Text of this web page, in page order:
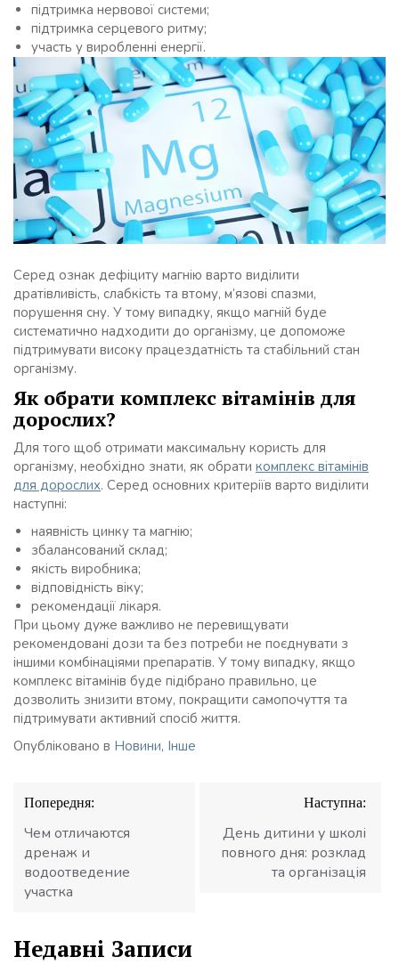
підтримка нервової системи;
підтримка серцевого ритму;
участь у виробленні енергії.
Серед ознак дефіциту магнію варто виділити
дратівливість, слабкість та втому, м’язові спазми,
порушення сну. У тому випадку, якщо магній буде
систематично надходити до організму, це допоможе
підтримувати високу працездатність та стабільний стан
організму.
Як обрати комплекс вітамінів для
дорослих?
Для того щоб отримати максимальну користь для
організму, необхідно знати, як обрати комплекс вітамінів
для дорослих. Серед основних критеріїв варто виділити
наступні:
наявність цинку та магнію;
збалансований склад;
якість виробника;
відповідність віку;
рекомендації лікаря.
При цьому дуже важливо не перевищувати
рекомендовані дози та без потреби не поєднувати з
іншими комбінаціями препаратів. У тому випадку, якщо
комплекс вітамінів буде підібрано правильно, це
дозволить знизити втому, покращити самопочуття та
підтримувати активний спосіб життя.
Опубліковано в Новини, Інше
Навігація
записів
Попередня:
Чем отличаются
дренаж и
водоотведение
участка
Наступна:
День дитини у школі
повного дня: розклад
та організація
Недавні Записи